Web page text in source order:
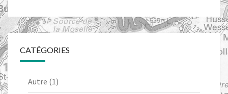
CATÉGORIES
Autre (1)